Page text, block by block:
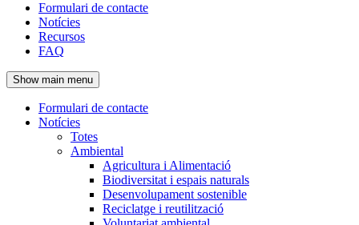
Navegació
principal
de
l'encapçalament
Formulari de contacte
Notícies
Recursos
FAQ
Show main menu
Navegació
principal
Formulari de contacte
Notícies
Totes
Ambiental
Agricultura i Alimentació
Biodiversitat i espais naturals
Desenvolupament sostenible
Reciclatge i reutilització